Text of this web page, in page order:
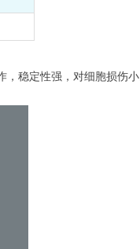
稳定性强，对细胞损伤小